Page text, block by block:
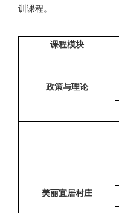
训课程。
课程模块
政策与理论
美丽宜居村庄